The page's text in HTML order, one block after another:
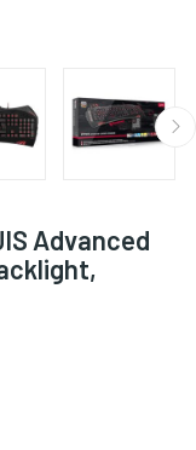
Advanced